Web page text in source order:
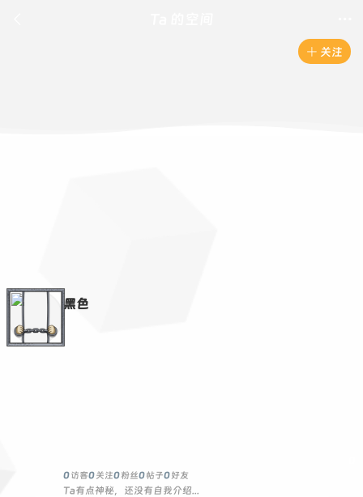
 关注
黑色
0 访客0 关注0粉丝0 帖子0 好友
Ta有点神秘，还没有自我介绍...